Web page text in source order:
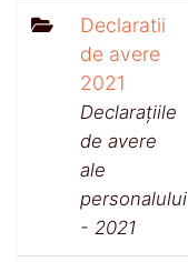
Declaratii
de avere
2021
Declarațiile
de avere
ale
personalului
- 2021